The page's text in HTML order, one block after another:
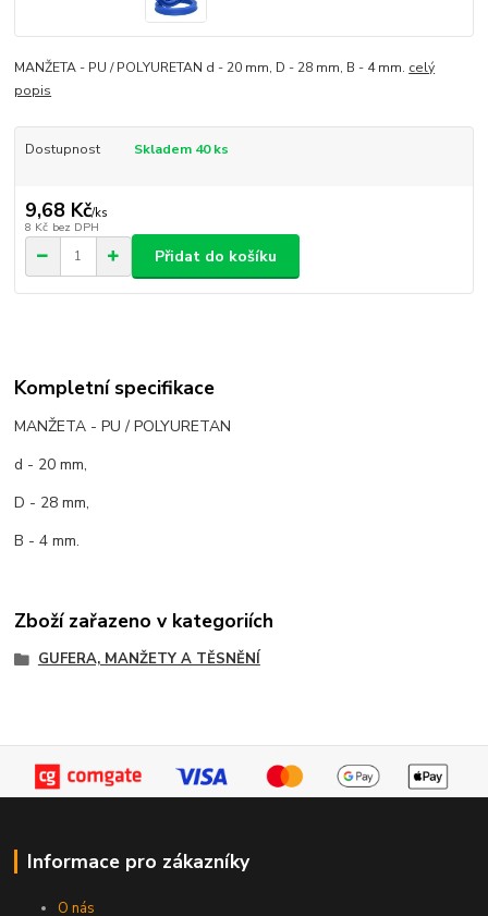
MANŽETA - PU / POLYURETAN d - 20 mm, D - 28 mm, B - 4 mm. celý
popis
Dostupnost Skladem 40 ks
9,68 Kč/ks
8 Kč bez DPH
Přidat do košíku
Kompletní specifikace
MANŽETA - PU / POLYURETAN
d - 20 mm,
D - 28 mm,
B - 4 mm.
Zboží zařazeno v kategoriích
GUFERA, MANŽETY A TĚSNĚNÍ
Informace pro zákazníky
O nás